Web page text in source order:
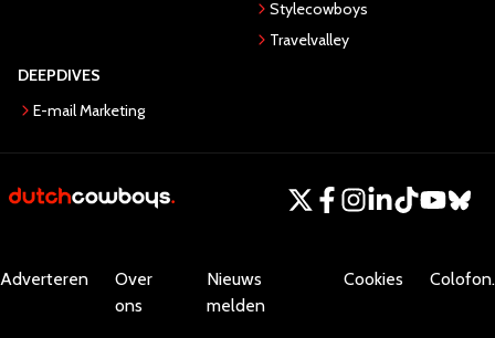
Stylecowboys
Travelvalley
DEEPDIVES
E-mail Marketing
Adverteren
Over
ons
Nieuws
melden
Cookies Colofon.